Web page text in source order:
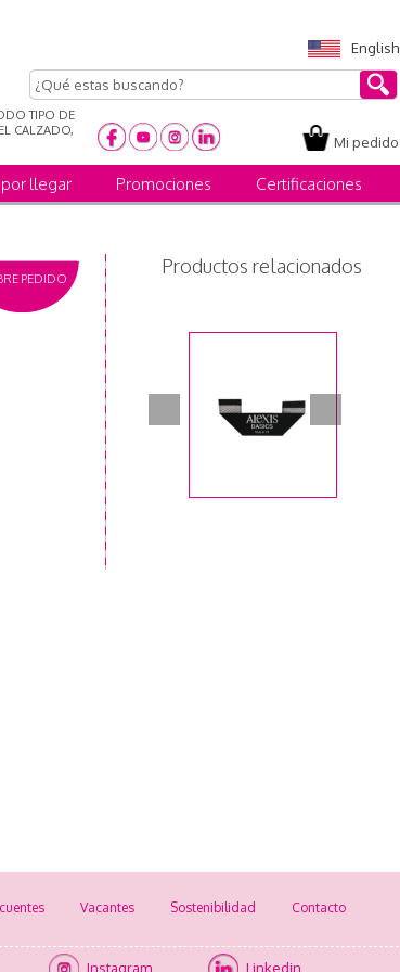
English
TIPO DE
CALZADO,
Mi pedido
llegar Promociones Certificaciones
PEDIDO
Productos relacionados
Vacantes Sostenibilidad Contacto
Instagram Linkedin